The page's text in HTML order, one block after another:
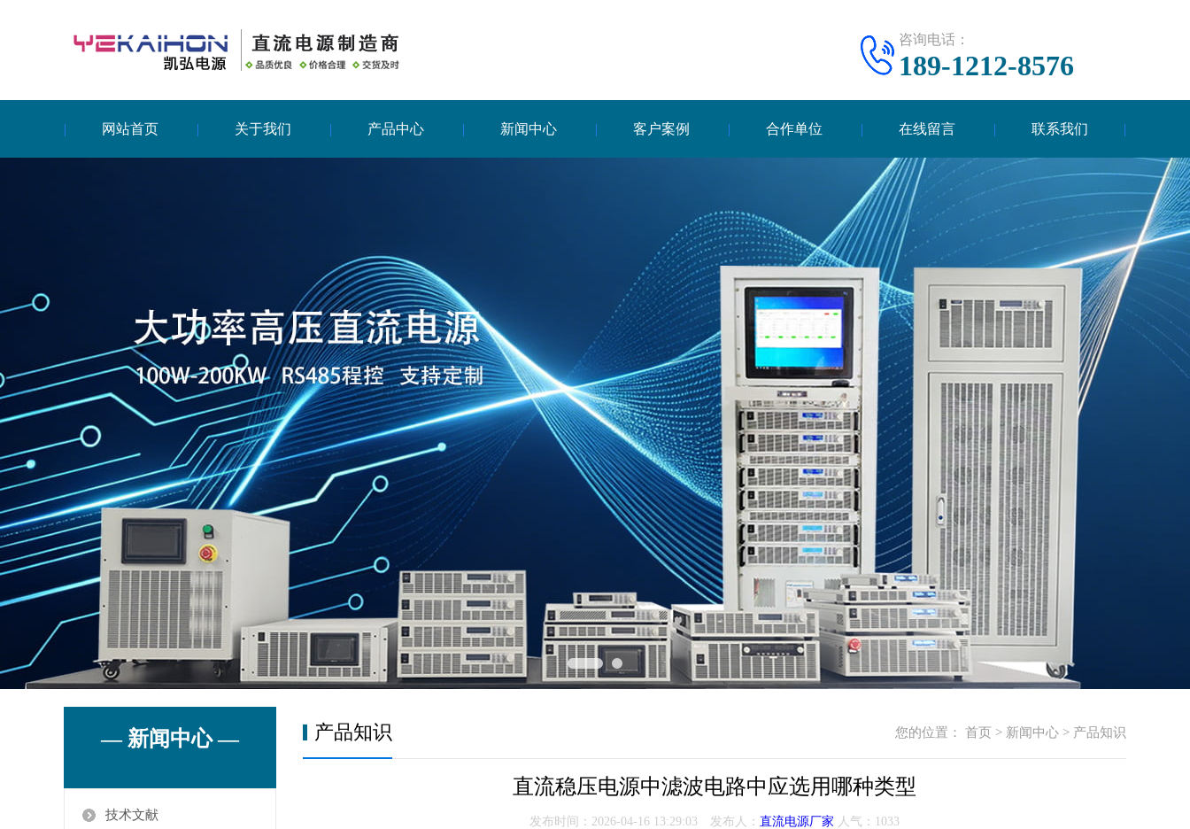
咨询电话：
189-1212-8576
网站首页 关于我们 产品中心 新闻中心 客户案例 合作单位 在线留言 联系我们
— 新闻中心 —
技术文献
您的位置： 首页 > 新闻中心 > 产品知识
产品知识
直流稳压电源中滤波电路中应选用哪种类型
发布时间：2026-04-16 13:29:03 发布人： 直流电源厂家 人气： 1033